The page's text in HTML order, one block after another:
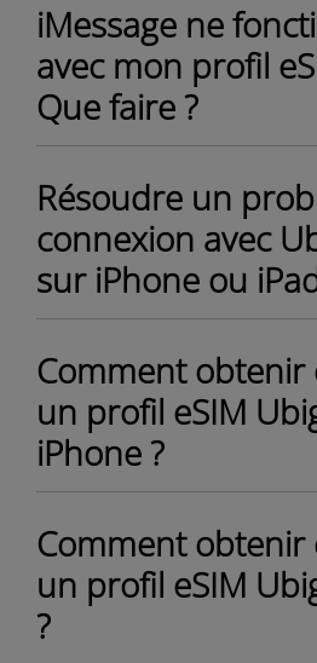
iMessage ne
avec mon profil
Que faire ?
Résoudre un
connexion avec
sur iPhone ou
Comment obtenir
un profil eSIM
iPhone ?
Comment obtenir
un profil eSIM
?